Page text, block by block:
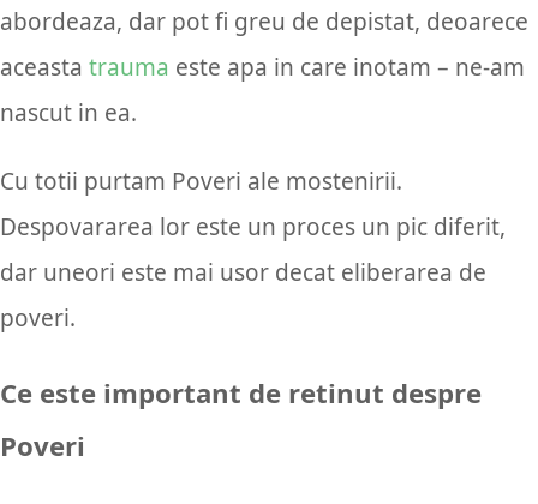
abordeaza, dar pot fi greu de depistat, deoarece
aceasta trauma este apa in care inotam – ne-am
nascut in ea.
Cu totii purtam Poveri ale mostenirii.
Despovararea lor este un proces un pic diferit,
dar uneori este mai usor decat eliberarea de
poveri.
Ce este important de retinut despre
Poveri